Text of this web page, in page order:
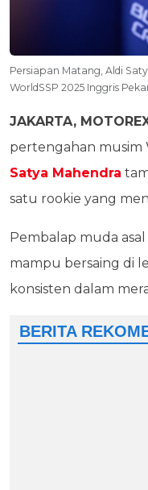
Persiapan Matang, Aldi
WorldSSP 2025 Inggris
JAKARTA,
pertengahan musim
Satya Mahendra
satu rookie yang
Pembalap muda
mampu bersaing di
konsisten dalam